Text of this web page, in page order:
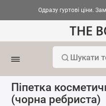
Одразу гуртові ціни.
Піпетка
(чорна ребриста)